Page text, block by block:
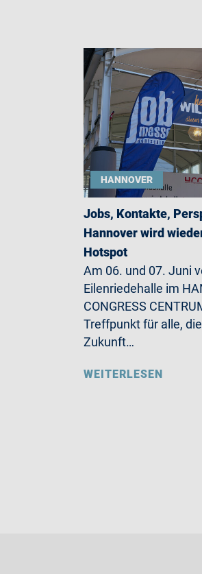
HANNOVER
Jobs, Kontakte,
Hannover wird
Hotspot
Am 06. und 07. Juni
Eilenriedehalle im
CONGRESS
Treffpunkt für alle,
Zukunft…
WEITERLESEN